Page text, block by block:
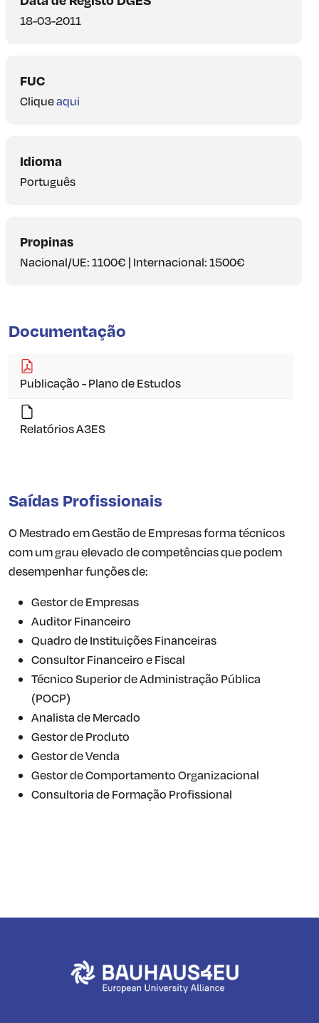
18-03-2011
FUC
Cliqueaqui
Idioma
Português
Propinas
Nacional/UE: 1100€ | Internacional: 1500€
Documentação
Publicação - Plano de Estudos
Relatórios A3ES
Saídas Profissionais
O Mestrado em Gestão de Empresas forma técnicos
com um grau elevado de competências que podem
desempenhar funções de:
Gestor de Empresas
Auditor Financeiro
Quadro de Instituições Financeiras
Consultor Financeiro e Fiscal
Técnico Superior de Administração Pública
(POCP)
Analista de Mercado
Gestor de Produto
Gestor de Venda
Gestor de Comportamento Organizacional
Consultoria de Formação Profissional